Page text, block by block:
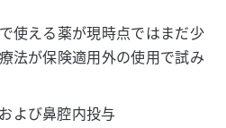
使える薬が現時点ではまだ少
法が保険適用外の使用で試み
よび鼻腔内投与